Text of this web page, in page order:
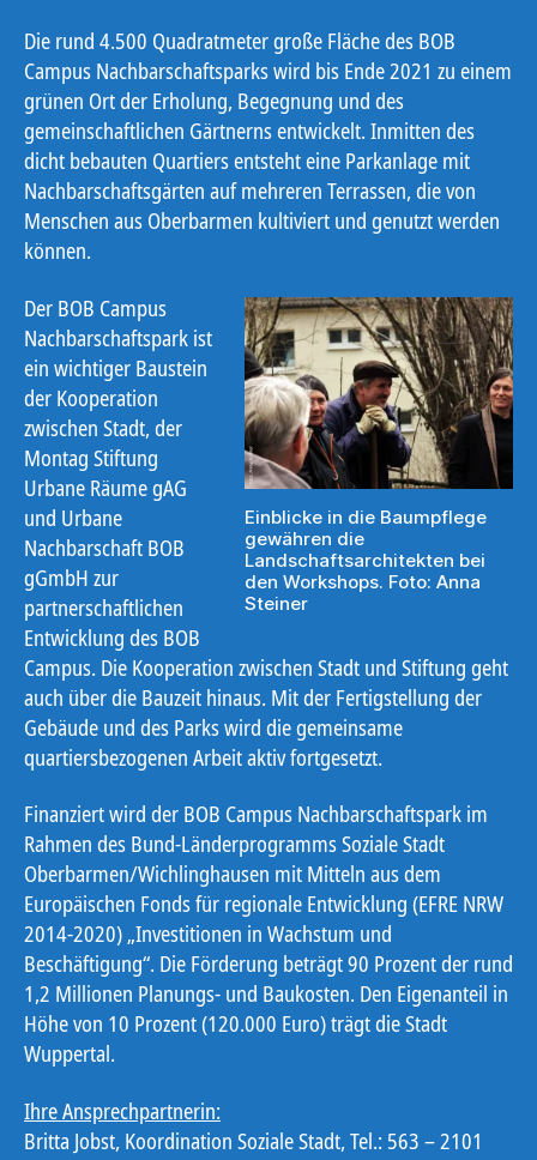
Die rund 4.500 Quadratmeter große Fläche des BOB
Campus Nachbarschaftsparks wird bis Ende 2021 zu einem
grünen Ort der Erholung, Begegnung und des
gemeinschaftlichen Gärtnerns entwickelt. Inmitten des
dicht bebauten Quartiers entsteht eine Parkanlage mit
Nachbarschaftsgärten auf mehreren Terrassen, die von
Menschen aus Oberbarmen kultiviert und genutzt werden
können.
Einblicke in die Baumpflege
gewähren die
Landschaftsarchitekten bei
den Workshops. Foto: Anna
Steiner
Der BOB Campus
Nachbarschaftspark ist
ein wichtiger Baustein
der Kooperation
zwischen Stadt, der
Montag Stiftung
Urbane Räume gAG
und Urbane
Nachbarschaft BOB
gGmbH zur
partnerschaftlichen
Entwicklung des BOB
Campus. Die Kooperation zwischen Stadt und Stiftung geht
auch über die Bauzeit hinaus. Mit der Fertigstellung der
Gebäude und des Parks wird die gemeinsame
quartiersbezogenen Arbeit aktiv fortgesetzt.
Finanziert wird der BOB Campus Nachbarschaftspark im
Rahmen des Bund-Länderprogramms Soziale Stadt
Oberbarmen/Wichlinghausen mit Mitteln aus dem
Europäischen Fonds für regionale Entwicklung (EFRE NRW
2014-2020) „Investitionen in Wachstum und
Beschäftigung“. Die Förderung beträgt 90 Prozent der rund
1,2 Millionen Planungs- und Baukosten. Den Eigenanteil in
Höhe von 10 Prozent (120.000 Euro) trägt die Stadt
Wuppertal.
Ihre Ansprechpartnerin:
Britta Jobst, Koordination Soziale Stadt, Tel.: 563 – 2101